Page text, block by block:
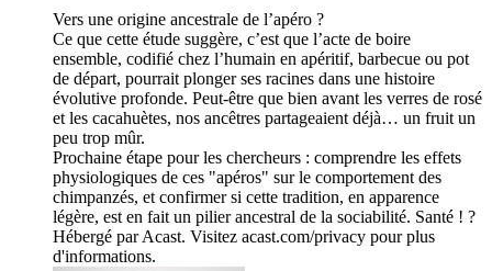
Vers une origine ancestrale de l’apéro ?
Ce que cette étude suggère, c’est que l’acte de boire
ensemble, codifié chez l’humain en apéritif, barbecue ou pot
de départ, pourrait plonger ses racines dans une histoire
évolutive profonde. Peut-être que bien avant les verres de rosé
et les cacahuètes, nos ancêtres partageaient déjà… un fruit un
peu trop mûr.
Prochaine étape pour les chercheurs : comprendre les effets
physiologiques de ces "apéros" sur le comportement des
chimpanzés, et confirmer si cette tradition, en apparence
légère, est en fait un pilier ancestral de la sociabilité. Santé ! ?
Hébergé par Acast. Visitez acast.com/privacy pour plus
d'informations.